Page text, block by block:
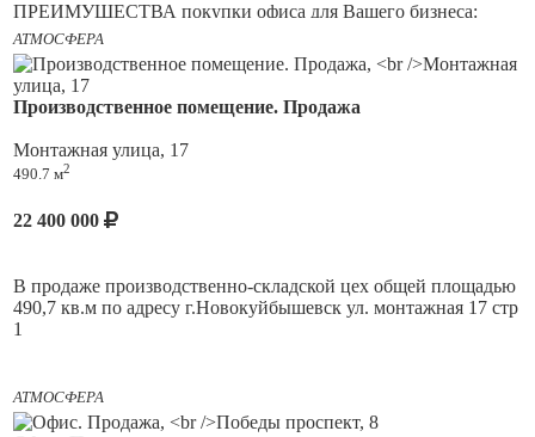
ПРЕИМУЩЕСТВА покупки офиса для Вашего бизнеса:
1. ЧАСТИЧНАЯ АРЕНДА. Вы можете заехать сами, а
оставшуюся площадь сдавать арендаторам.
2. ПОЛНАЯ АРЕНДА. Постоянный спрос на коммерческую
арендаторов.
пешеходного тротуара. Хорошая пешая и транспортная
4. ДВУХУРОВНЕВОЕ помещение, все перепланировки в
помещение узаконены, документы готовы к сделке.
Здесь можно открыть любую деятельность, все зависит от
вашей фантазии. Ваше дело будет развиваться.
АТМОСФЕРА
Производственное помещение. Продажа
Монтажная улица, 17
490.7 м2
22 400 000
В продаже производственно-складской цех общей площадью
490,7 кв.м по адресу г.Новокуйбышевск ул. монтажная 17 стр
1
АТМОСФЕРА